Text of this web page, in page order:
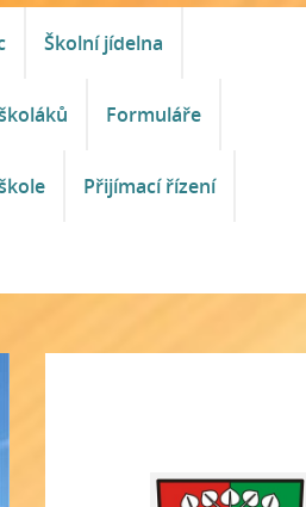
Školní jídelna
Formuláře
Přijímací řízení